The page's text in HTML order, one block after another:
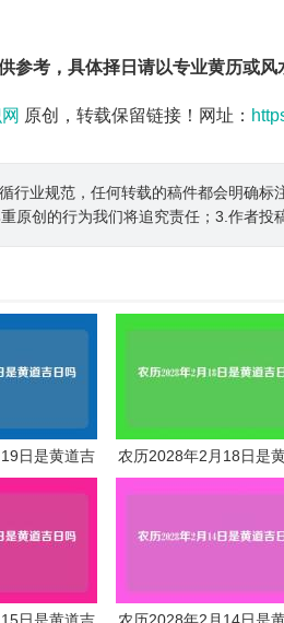
参考，具体择日请以专业黄历或风
原创，转载保留链接！网址：
行业规范，任何转载的稿件都会明确
原创的行为我们将追究责任；3.作者投
日是黄道吉
农历2028年2月18日是
日吗